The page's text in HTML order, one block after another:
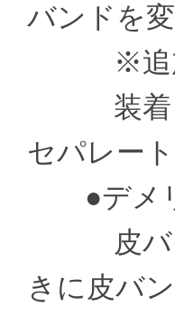
バンドを
※追加
装着し
セパレー
●デメ
皮バン
きに皮バ